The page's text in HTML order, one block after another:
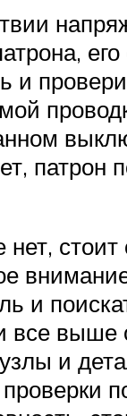
и
патрон
нет, стоит
и
все выше
и
проверки